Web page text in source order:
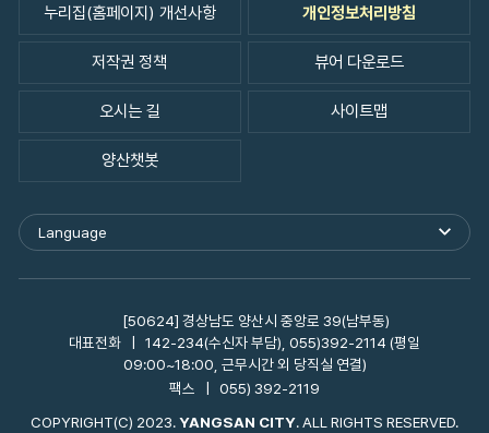
누리집(홈페이지) 개선사항 개인정보처리방침
저작권 정책 뷰어 다운로드
오시는 길 사이트맵
양산챗봇
Language
외
어
열
[50624] 경상남도 양산시 중앙로 39(남부동)
대표전화
142-234(수신자 부담), 055)392-2114 (평일
09:00~18:00, 근무시간 외 당직실 연결)
팩스
055) 392-2119
COPYRIGHT(C) 2023.YANGSAN CITY. ALL RIGHTS RESERVED.